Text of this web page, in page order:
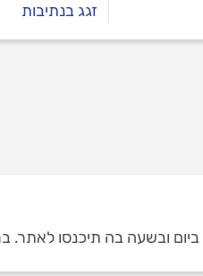
זגג בנתיבות
בה תיכנסו לאתר. ברגע זה יש 2